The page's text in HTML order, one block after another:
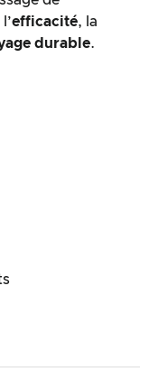
efficacité, la
durable.